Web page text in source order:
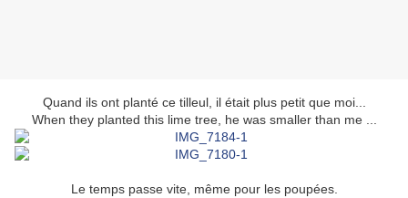
Quand ils ont planté ce tilleul, il était plus petit que moi...
When they planted this lime tree, he was smaller than me ...
Le temps passe vite, même pour les poupées.